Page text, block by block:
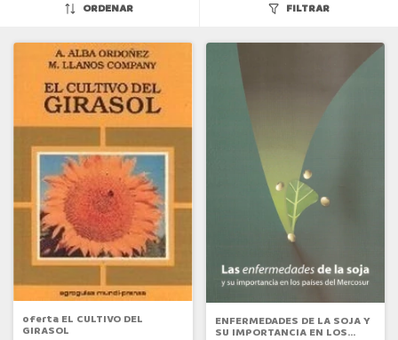
ORDENAR FILTRAR
oferta EL CULTIVO DEL
GIRASOL
ENFERMEDADES DE LA SOJA Y
SU IMPORTANCIA EN LOS